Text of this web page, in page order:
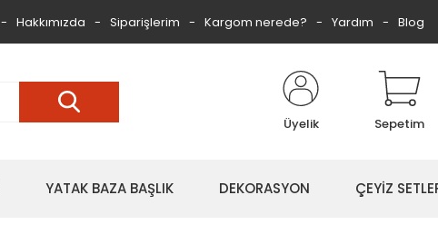
Hakkımızda Siparişlerim Kargom nerede? Yardım Blog
Üyelik Sepetim
YATAK BAZA BAŞLIK DEKORASYON ÇEYİZ